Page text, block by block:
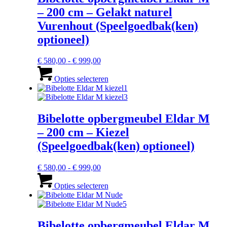
optie
kan
gekozen
worden
– 200 cm – Gelakt naturel
Vurenhout (Speelgoedbak(ken)
optioneel)
€580,00 - €999,00Prijsklasse:
tot
€ 999,00
Opties selecterenproduct
heeft
meerdere
Deze
optie
kan
gekozen
worden
Bibelotte opbergmeubel Eldar M
– 200 cm – Kiezel
(Speelgoedbak(ken) optioneel)
€580,00 - €999,00Prijsklasse:
tot
€ 999,00
Opties selecterenproduct
heeft
meerdere
Deze